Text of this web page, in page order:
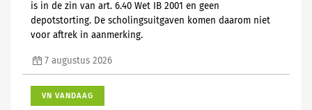
is in de zin van art. 6.40 Wet IB 2001 en geen
depotstorting. De scholingsuitgaven komen daarom niet
voor aftrek in aanmerking.
7 augustus 2026
VN VANDAAG